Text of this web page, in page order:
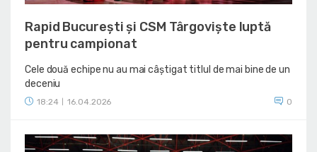
Rapid București și CSM Târgoviște luptă
pentru campionat
Cele două echipe nu au mai câștigat titlul de mai bine de un
deceniu
18:24 16.04.2026 0